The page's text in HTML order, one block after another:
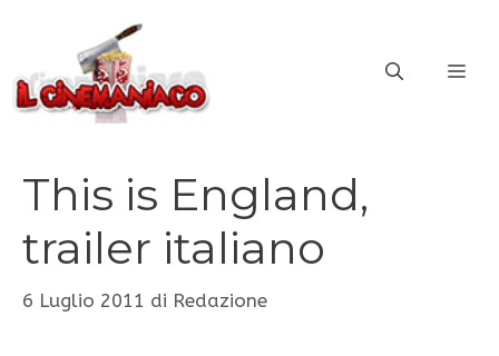
contenuto
This is England,
trailer italiano
6 Luglio 2011 di Redazione